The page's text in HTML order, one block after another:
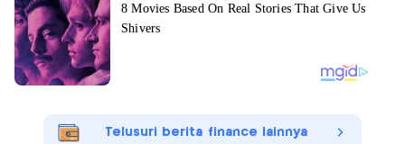
Telusuri berita finance lainnya